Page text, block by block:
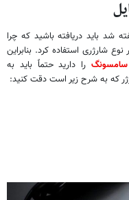
شد باید دریافته باشید که چرا
شارژری استفاده کرد. بنابراین
سامسونگ را دارید حتماً باید به
که به شرح زیر است دقت کنید: